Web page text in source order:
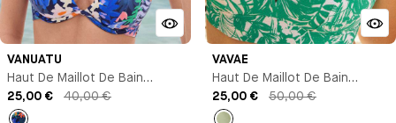
VANUATU
Haut De Maillot De Bain
Triangle Avec Armature
25,00 € 40,00 €
VAVAE
Haut De Maillot De Bain
Triangle
25,00 € 50,00 €